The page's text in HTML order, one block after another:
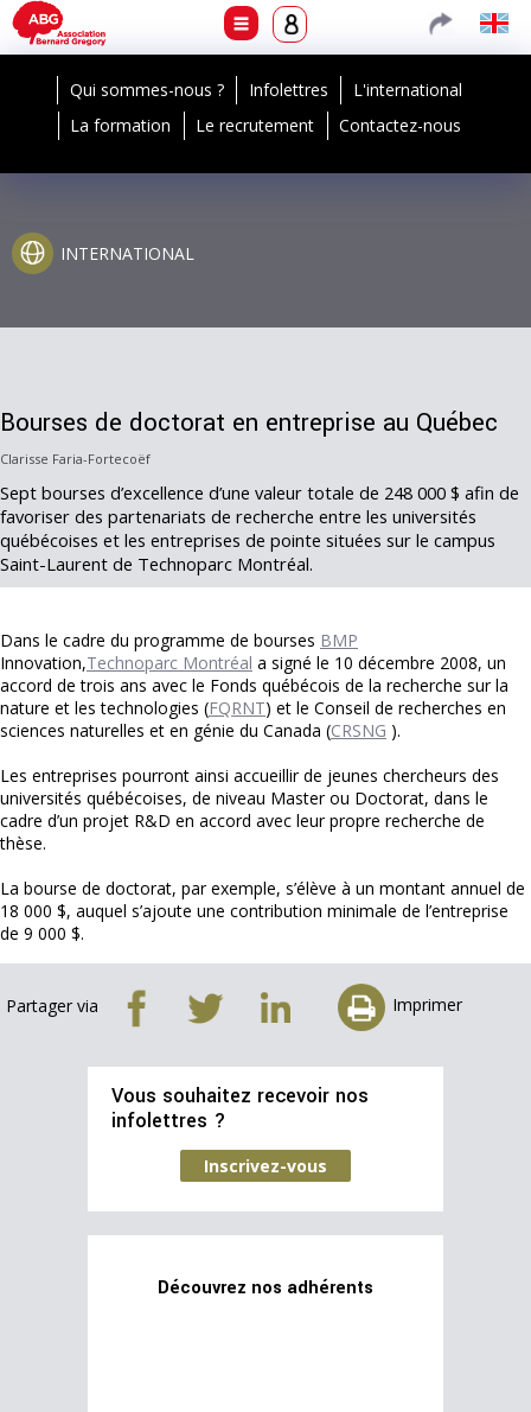
Qui sommes-nous ? Infolettres
L'international
La formation
Le recrutement Contactez-nous
INTERNATIONAL
Bourses de doctorat en entreprise au Québec
Clarisse Faria-Fortecoëf
Sept bourses d’excellence d’une valeur totale de 248 000 $ afin de
favoriser des partenariats de recherche entre les universités
québécoises et les entreprises de pointe situées sur le campus
Saint-Laurent de Technoparc Montréal.
Dans le cadre du programme de bourses BMP
Innovation,Technoparc Montréal a signé le 10 décembre 2008, un
accord de trois ans avec le Fonds québécois de la recherche sur la
nature et les technologies (FQRNT) et le Conseil de recherches en
sciences naturelles et en génie du Canada (CRSNG ).
Les entreprises pourront ainsi accueillir de jeunes chercheurs des
universités québécoises, de niveau Master ou Doctorat, dans le
cadre d’un projet R&D en accord avec leur propre recherche de
thèse.
La bourse de doctorat, par exemple, s’élève à un montant annuel de
18 000 $, auquel s’ajoute une contribution minimale de l’entreprise
de 9 000 $.
Partager via Imprimer
Vous souhaitez recevoir nos
infolettres ?
Inscrivez-vous
Découvrez nos adhérents